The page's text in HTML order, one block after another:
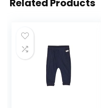
Related Products